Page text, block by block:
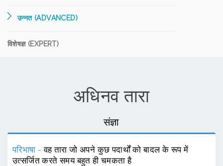
उन्नत (ADVANCED)
विशेषज्ञ (EXPERT)
अधिनव तारा
संज्ञा
परिभाषा -वह तारा जो अपने कुछ पदार्थों को बादल के रूप में
उत्सर्जित करते समय बहुत ही चमकता है